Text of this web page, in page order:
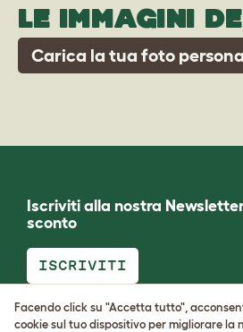
LE IMMAGINI
Carica la tua foto
Iscriviti alla nostra
sconto
ISCRIVITI
Facendo click su "Accetta tutto",
cookie sul tuo dispositivo per migliorare la